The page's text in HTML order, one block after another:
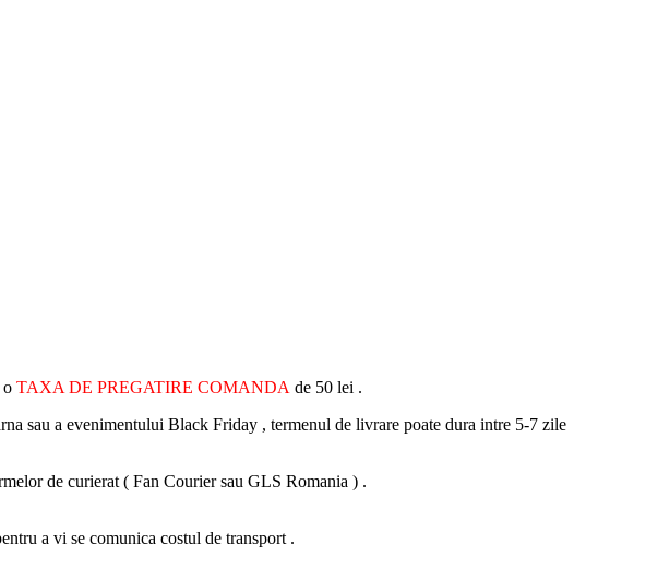
o TAXA DE PREGATIRE COMANDA de 50 lei .
sau a evenimentului Black Friday , termenul de livrare poate dura intre 5-7 zile
de curierat ( Fan Courier sau GLS Romania ) .
a vi se comunica costul de transport .